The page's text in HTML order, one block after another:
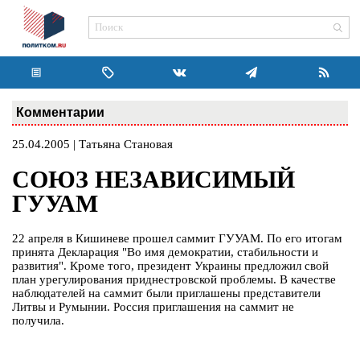
Комментарии
25.04.2005 | Татьяна Становая
СОЮЗ НЕЗАВИСИМЫЙ
ГУУАМ
22 апреля в Кишиневе прошел саммит ГУУАМ. По его итогам
принята Декларация "Во имя демократии, стабильности и
развития". Кроме того, президент Украины предложил свой
план урегулирования приднестровской проблемы. В качестве
наблюдателей на саммит были приглашены представители
Литвы и Румынии. Россия приглашения на саммит не
получила.